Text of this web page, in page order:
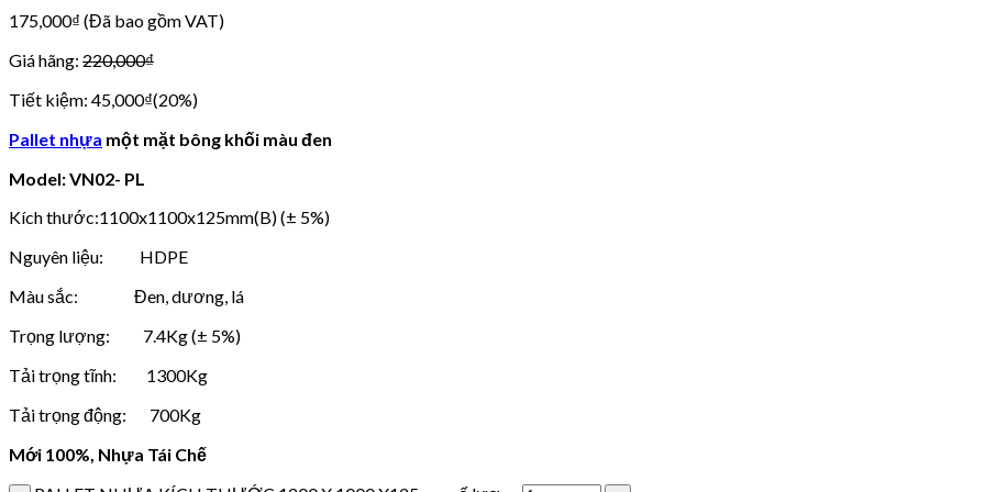
175,000₫ (Đã bao gồm VAT)
Giá hãng: 220,000₫
Tiết kiệm: 45,000₫(20%)
Pallet nhựa một mặt bông khối màu đen
Model: VN02- PL
Kích thước:1100x1100x125mm(B) (± 5%)
Nguyên liệu: HDPE
Màu sắc: Đen, dương, lá
Trọng lượng: 7.4Kg (± 5%)
Tải trọng tĩnh: 1300Kg
Tải trọng động: 700Kg
Mới 100%, Nhựa Tái Chế